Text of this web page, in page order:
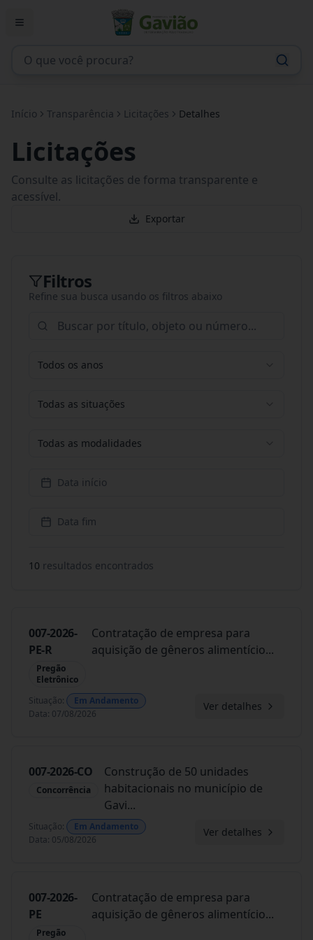
Início Transparência Licitações Detalhes
Licitações
Consulte as licitações de forma transparente e
acessível.
Exportar
Filtros
Refine sua busca usando os filtros abaixo
Todos os anos
Todas as situações
Todas as modalidades
Data início
Data fim
10 resultados encontrados
007-2026-
PE-R
Pregão
Eletrônico
Contratação de empresa para
aquisição de gêneros alimentício...
Situação:
Em Andamento
Data: 07/08/2026
Ver detalhes
007-2026-CO
Concorrência
Construção de 50 unidades
habitacionais no município de
Gavi...
Situação:
Em Andamento
Data: 05/08/2026
Ver detalhes
007-2026-
PE
Pregão
Contratação de empresa para
aquisição de gêneros alimentício...